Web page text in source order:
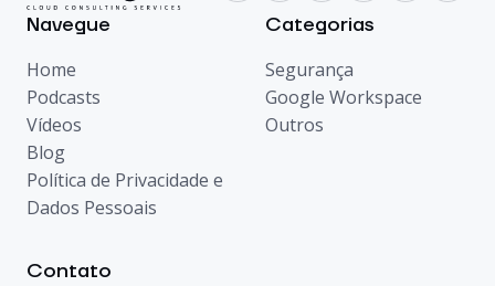
Navegue
Home
Podcasts
Vídeos
Blog
Política de Privacidade e
Dados Pessoais
Categorias
Segurança
Google Workspace
Outros
Contato